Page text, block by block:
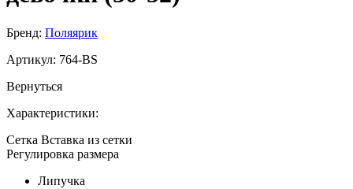
Бренд: Поляярик
Артикул: 764-BS
Вернуться
Характеристики:
Сетка Вставка из сетки
Регулировка размера
Липучка